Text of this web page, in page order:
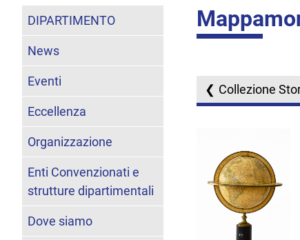
Collezione
DIPARTIMENTO
News
Eventi
Eccellenza
Organizzazione
Enti Convenzionati e
strutture dipartimentali
Dove siamo